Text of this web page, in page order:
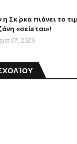
Σκ΄ ρκα πιάνει το
«σείεται»!
07, 2026